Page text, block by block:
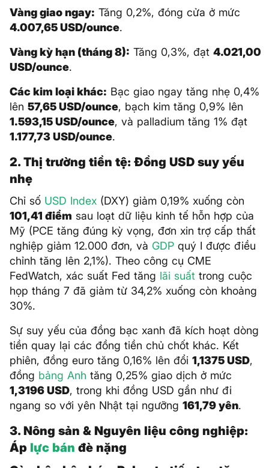
Vàng giao ngay: Tăng 0,2%, đóng cửa ở mức
4.007,65 USD/ounce.
Vàng kỳ hạn (tháng 8): Tăng 0,3%, đạt 4.021,00
USD/ounce.
Các kim loại khác: Bạc giao ngay tăng nhẹ 0,4%
lên 57,65 USD/ounce, bạch kim tăng 0,9% lên
1.593,15 USD/ounce, và palladium tăng 1% đạt
1.177,73 USD/ounce.
2. Thị trường tiền tệ: Đồng USD suy yếu
nhẹ
Chỉ số USD Index (DXY) giảm 0,19% xuống còn
101,41 điểm sau loạt dữ liệu kinh tế hỗn hợp của
Mỹ (PCE tăng đúng kỳ vọng, đơn xin trợ cấp thất
nghiệp giảm 12.000 đơn, và GDP quý I được điều
chỉnh tăng lên 2,1%). Theo công cụ CME
FedWatch, xác suất Fed tăng lãi suất trong cuộc
họp tháng 7 đã giảm từ 34,2% xuống còn khoảng
30%.
Sự suy yếu của đồng bạc xanh đã kích hoạt dòng
tiền quay lại các đồng tiền chủ chốt khác. Kết
phiên, đồng euro tăng 0,16% lên đổi 1,1375 USD,
đồng bảng Anh tăng 0,25% giao dịch ở mức
1,3196 USD, trong khi đồng USD gần như đi
ngang so với yên Nhật tại ngưỡng 161,79 yên.
3. Nông sản & Nguyên liệu công nghiệp:
Áp lực bán đè nặng